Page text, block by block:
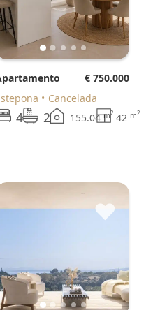
Apartamento
€ 750.000
Estepona
Cancelada
4 2 155.04m2 42 m2
♥